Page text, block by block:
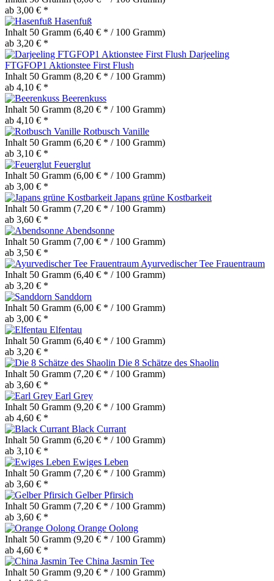
ab 3,00 € *
Hasenfuß
Inhalt 50 Gramm (6,40 € * / 100 Gramm)
ab 3,20 € *
Darjeeling
FTGFOP1 Aktionstee First Flush
Inhalt 50 Gramm (8,20 € * / 100 Gramm)
ab 4,10 € *
Beerenkuss
Inhalt 50 Gramm (8,20 € * / 100 Gramm)
ab 4,10 € *
Rotbusch Vanille
Inhalt 50 Gramm (6,20 € * / 100 Gramm)
ab 3,10 € *
Feuerglut
Inhalt 50 Gramm (6,00 € * / 100 Gramm)
ab 3,00 € *
Japans grüne Kostbarkeit
Inhalt 50 Gramm (7,20 € * / 100 Gramm)
ab 3,60 € *
Abendsonne
Inhalt 50 Gramm (7,00 € * / 100 Gramm)
ab 3,50 € *
Ayurvedischer Tee Frauentraum
Inhalt 50 Gramm (6,40 € * / 100 Gramm)
ab 3,20 € *
Sanddorn
Inhalt 50 Gramm (6,00 € * / 100 Gramm)
ab 3,00 € *
Elfentau
Inhalt 50 Gramm (6,40 € * / 100 Gramm)
ab 3,20 € *
Die 8 Schätze des Shaolin
Inhalt 50 Gramm (7,20 € * / 100 Gramm)
ab 3,60 € *
Earl Grey
Inhalt 50 Gramm (9,20 € * / 100 Gramm)
ab 4,60 € *
Black Currant
Inhalt 50 Gramm (6,20 € * / 100 Gramm)
ab 3,10 € *
Ewiges Leben
Inhalt 50 Gramm (7,20 € * / 100 Gramm)
ab 3,60 € *
Gelber Pfirsich
Inhalt 50 Gramm (7,20 € * / 100 Gramm)
ab 3,60 € *
Orange Oolong
Inhalt 50 Gramm (9,20 € * / 100 Gramm)
ab 4,60 € *
China Jasmin Tee
Inhalt 50 Gramm (9,20 € * / 100 Gramm)